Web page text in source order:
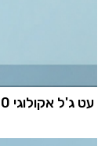
עט ג'ל אקולוגי 21520